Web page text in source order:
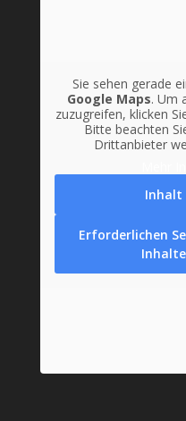
Sie sehen gerade
Google Maps. Um
zuzugreifen, klicken
Bitte beachten
Drittanbieter
Inhalt
Erforderlichen